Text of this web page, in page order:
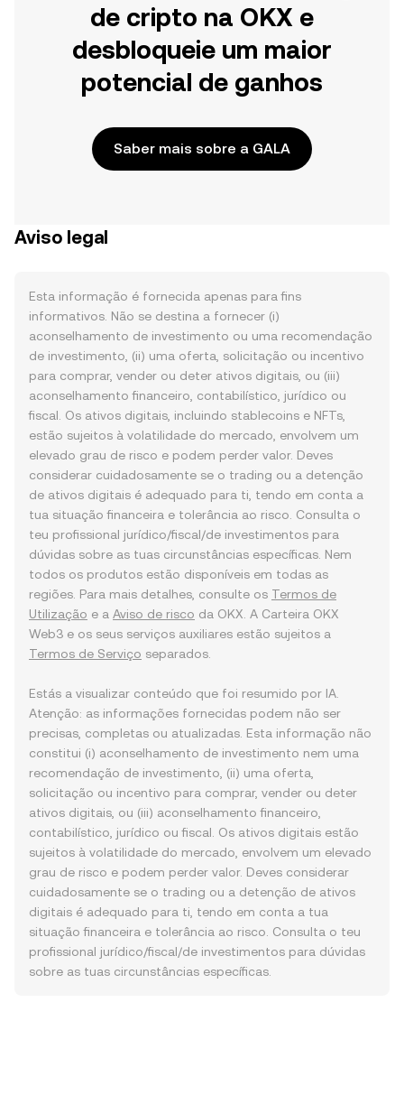
de cripto na OKX e
desbloqueie um maior
potencial de ganhos
Saber mais sobre a GALA
Aviso legal
Esta informação é fornecida apenas para fins
informativos. Não se destina a fornecer (i)
aconselhamento de investimento ou uma recomendação
de investimento, (ii) uma oferta, solicitação ou incentivo
para comprar, vender ou deter ativos digitais, ou (iii)
aconselhamento financeiro, contabilístico, jurídico ou
fiscal. Os ativos digitais, incluindo stablecoins e NFTs,
estão sujeitos à volatilidade do mercado, envolvem um
elevado grau de risco e podem perder valor. Deves
considerar cuidadosamente se o trading ou a detenção
de ativos digitais é adequado para ti, tendo em conta a
tua situação financeira e tolerância ao risco. Consulta o
teu profissional jurídico/fiscal/de investimentos para
dúvidas sobre as tuas circunstâncias específicas. Nem
todos os produtos estão disponíveis em todas as
regiões. Para mais detalhes, consulte os Termos de
Utilização e a Aviso de risco da OKX. A Carteira OKX
Web3 e os seus serviços auxiliares estão sujeitos a
Termos de Serviço separados.
Estás a visualizar conteúdo que foi resumido por IA.
Atenção: as informações fornecidas podem não ser
precisas, completas ou atualizadas. Esta informação não
constitui (i) aconselhamento de investimento nem uma
recomendação de investimento, (ii) uma oferta,
solicitação ou incentivo para comprar, vender ou deter
ativos digitais, ou (iii) aconselhamento financeiro,
contabilístico, jurídico ou fiscal. Os ativos digitais estão
sujeitos à volatilidade do mercado, envolvem um elevado
grau de risco e podem perder valor. Deves considerar
cuidadosamente se o trading ou a detenção de ativos
digitais é adequado para ti, tendo em conta a tua
situação financeira e tolerância ao risco. Consulta o teu
profissional jurídico/fiscal/de investimentos para dúvidas
sobre as tuas circunstâncias específicas.